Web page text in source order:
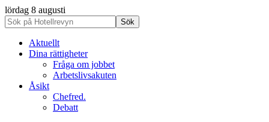
lördag 8 augusti
Aktuellt
Dina rättigheter
Fråga om jobbet
Arbetslivsakuten
Åsikt
Chefred.
Debatt